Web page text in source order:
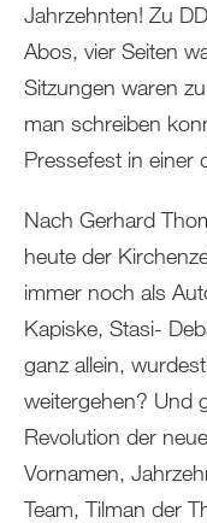
Jahrzehnten! Zu
Abos, vier Seiten
Sitzungen waren
man schreiben
Pressefest in einer
Nach Gerhard
heute der
immer noch als
Kapiske, Stasi-
ganz allein,
weitergehen? Und
Revolution der
Vornamen,
Team, Tilman der